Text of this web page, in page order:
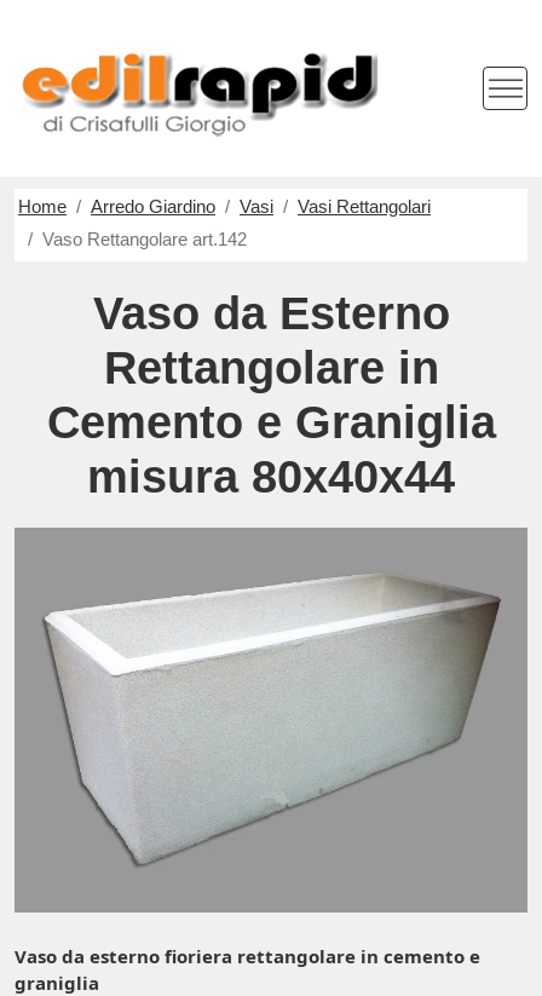
Home Arredo Giardino Vasi
Vasi Rettangolari
Vaso Rettangolare art.142
Vaso da Esterno
Rettangolare in
Cemento e Graniglia
misura 80x40x44
Vaso da esterno fioriera rettangolare in cemento e
graniglia